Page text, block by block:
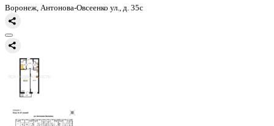
Главная
1-комнатная квартира,
Воронеж, Антонова-Овсеенко ул., д. 35с